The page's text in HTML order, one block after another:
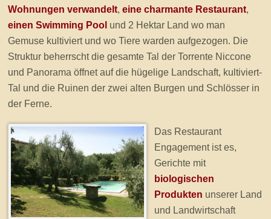
Wohnungen verwandelt,eine charmante Restaurant,
einen Swimming Pool und 2 Hektar Land wo man
Gemuse kultiviert und wo Tiere warden aufgezogen. Die
Struktur beherrscht die gesamte Tal der Torrente Niccone
und Panorama öffnet auf die hügelige Landschaft, kultiviert-
Tal und die Ruinen der zwei alten Burgen und Schlösser in
der Ferne.
Das Restaurant
Engagement ist es,
Gerichte mit
biologischen
Produkten unserer Land
und Landwirtschaft